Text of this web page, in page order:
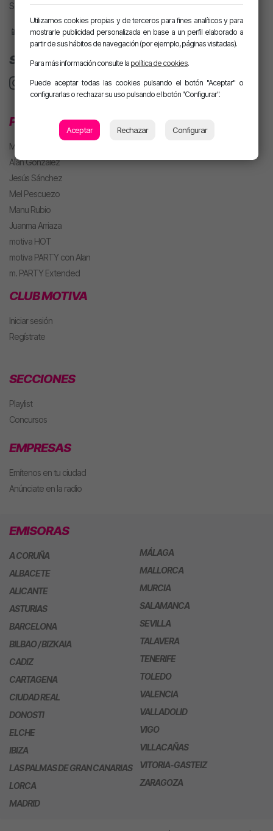
Sonamos de locura y nuestros locutores son la mar de majos.
📱 Descárgate nuestra app o pídele motiva a tu altavoz inteligente.
SÍGUENOS
PROGRAMACIÓN
MJ
Alan González
Jesús Sánchez
Mel Pescuezo
Manu Rubio
Juanma Arriaza
motiva HOT
motiva PARTY con Alan
m. PARTY Extended
CLUB MOTIVA
Iniciar sesión
Regístrate
SECCIONES
Playlist
Concursos
EMPRESAS
Emítenos en tu ciudad
Anúnciate en la radio
EMISORAS
A CORUÑA
ALBACETE
ALICANTE
ASTURIAS
BARCELONA
BILBAO / BIZKAIA
CADIZ
CARTAGENA
CIUDAD REAL
DONOSTI
ELCHE
IBIZA
LAS PALMAS DE GRAN CANARIAS
LORCA
MADRID
MÁLAGA
MALLORCA
MURCIA
SALAMANCA
SEVILLA
TALAVERA
TENERIFE
TOLEDO
VALENCIA
VALLADOLID
VIGO
VILLACAÑAS
VITORIA-GASTEIZ
ZARAGOZA
Utilizamos cookies propias y de terceros para fines analíticos y para
mostrarle publicidad personalizada en base a un perfil elaborado a
partir de sus hábitos de navegación (por ejemplo, páginas visitadas).
Para más información consulte la política de cookies.
Puede aceptar todas las cookies pulsando el botón "Aceptar" o
configurarlas o rechazar su uso pulsando el botón "Configurar".
Aceptar Rechazar Configurar